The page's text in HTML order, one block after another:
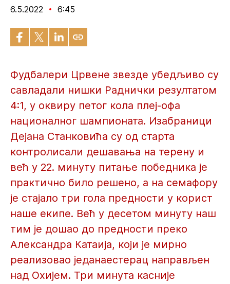
6.5.2022 6:45
Фудбалери Црвене звезде убедљиво су
савладали нишки Раднички резултатом
4:1, у оквиру петог кола плеј-офа
националног шампионата. Изабраници
Дејана Станковића су од старта
контролисали дешавања на терену и
већ у 22. минуту питање победника је
практично било решено, а на семафору
је стајало три гола предности у корист
наше екипе. Већ у десетом минуту наш
тим је дошао до предности преко
Александра Катаија, који је мирно
реализовао једанаестерац направљен
над Охијем. Три минута касније